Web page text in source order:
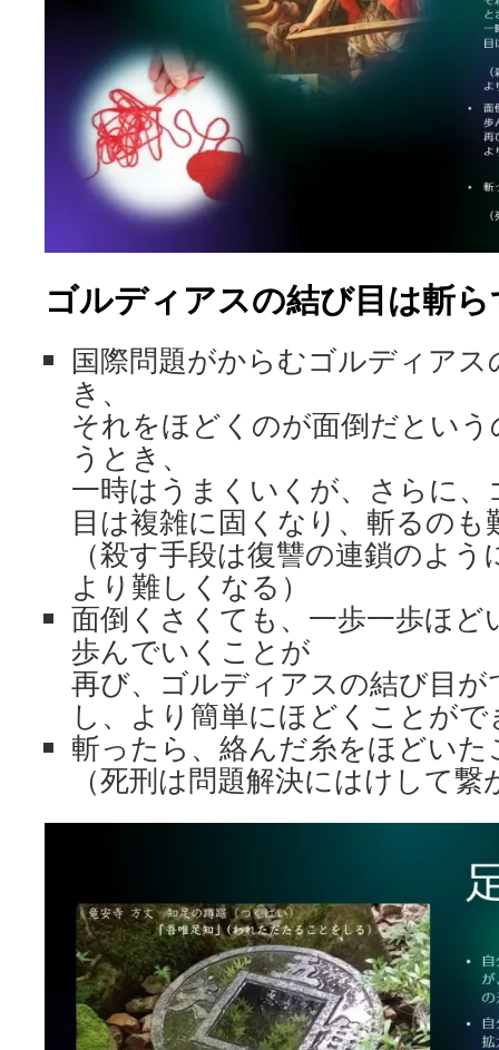
ゴルディアスの結び目は斬
国際問題がからむゴルディア
き、
それをほどくのが面倒だとい
うとき、
一時はうまくいくが、さらに
目は複雑に固くなり、斬るのも
（殺す手段は復讐の連鎖のよ
より難しくなる）
面倒くさくても、一歩一歩ほど
歩んでいくことが
再び、ゴルディアスの結び目が
し、より簡単にほどくことが
斬ったら、絡んだ糸をほどい
（死刑は問題解決にはけして